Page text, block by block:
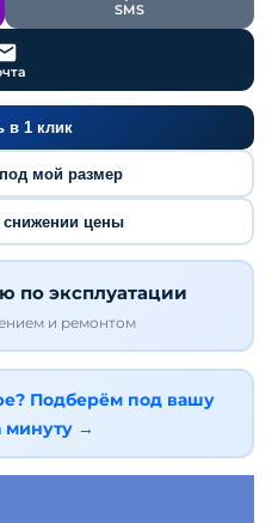
SMS
в 1 клик
мой размер
цены
по эксплуатации
и ремонтом
Подберём под вашу
минуту →